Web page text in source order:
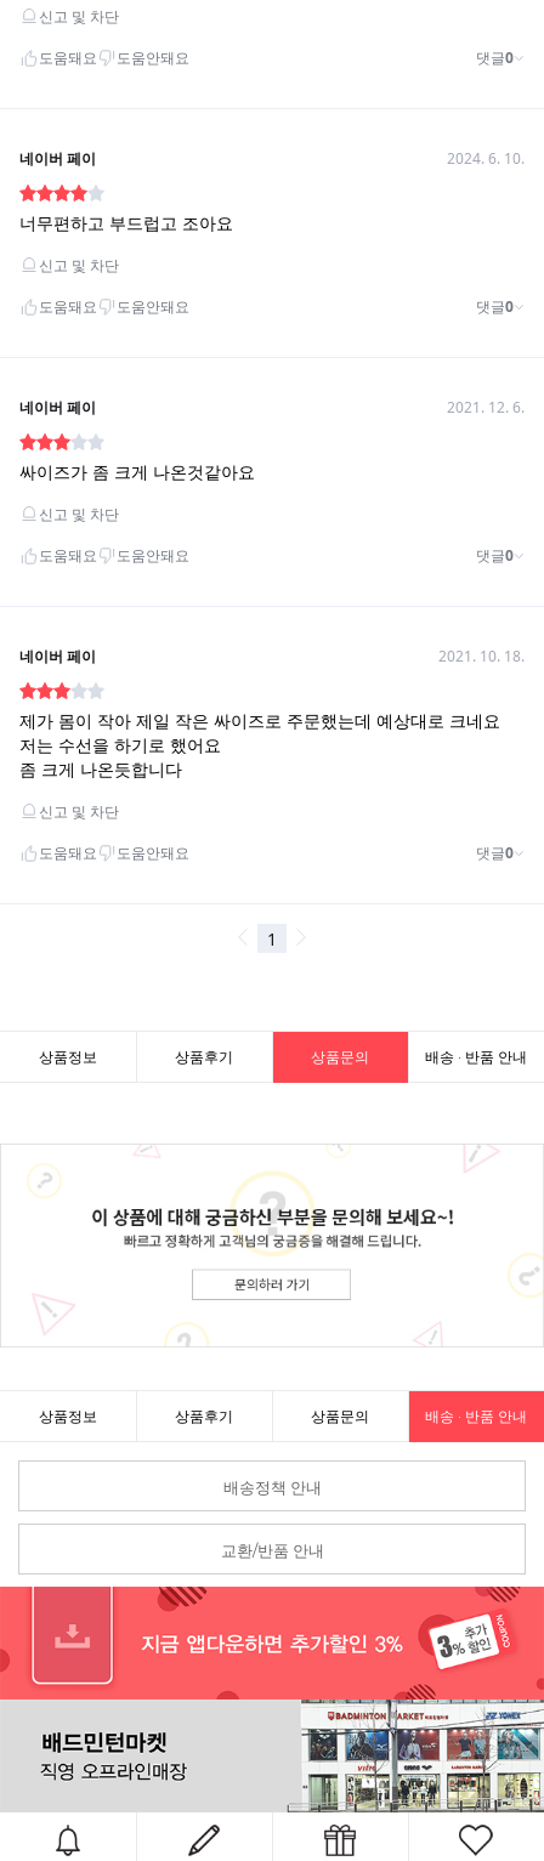
상품정보 상품후기 상품문의 배송 · 반품 안내
상품정보 상품후기 상품문의 배송 · 반품 안내
배송정책 안내
교환/반품 안내